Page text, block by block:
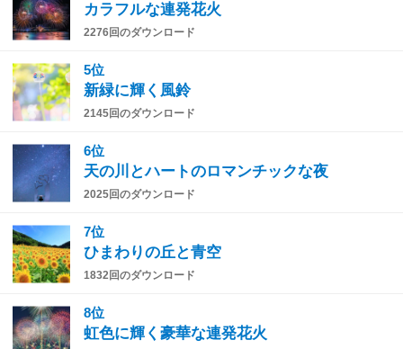
カラフルな連発花火
2276回のダウンロード
5位
新緑に輝く風鈴
2145回のダウンロード
6位
天の川とハートのロマンチックな夜
2025回のダウンロード
7位
ひまわりの丘と青空
1832回のダウンロード
8位
虹色に輝く豪華な連発花火